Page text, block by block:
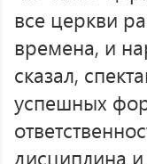
все церкви
времена, и
сказал,
успешных
дисциплина и